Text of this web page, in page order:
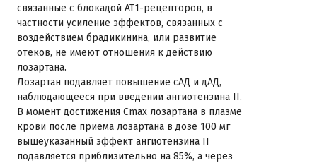
связанные с блокадой АТ1-рецепторов, в
частности усиление эффектов, связанных с
воздействием брадикинина, или развитие
отеков, не имеют отношения к действию
лозартана.
Лозартан подавляет повышение сАД и дАД,
наблюдающееся при введении ангиотензина II.
В момент достижения Cmax лозартана в плазме
крови после приема лозартана в дозе 100 мг
вышеуказанный эффект ангиотензина II
подавляется приблизительно на 85%, а через